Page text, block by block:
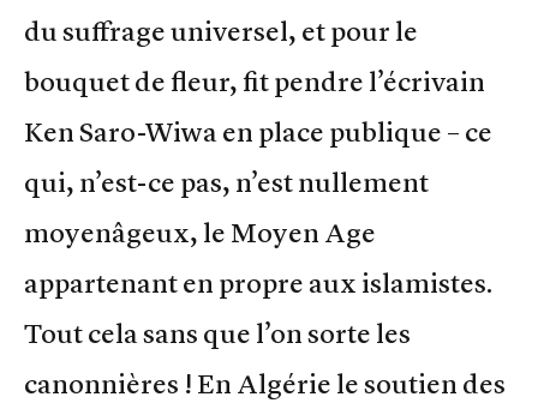
du suffrage universel, et pour le
bouquet de fleur, fit pendre l’écrivain
Ken Saro-Wiwa en place publique – ce
qui, n’est-ce pas, n’est nullement
moyenâgeux, le Moyen Age
appartenant en propre aux islamistes.
Tout cela sans que l’on sorte les
canonnières ! En Algérie le soutien des